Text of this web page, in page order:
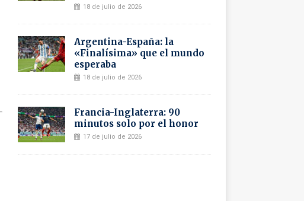
18 de julio de 2026
Argentina-España: la
«Finalísima» que el mundo
esperaba
18 de julio de 2026
Francia-Inglaterra: 90
minutos solo por el honor
17 de julio de 2026